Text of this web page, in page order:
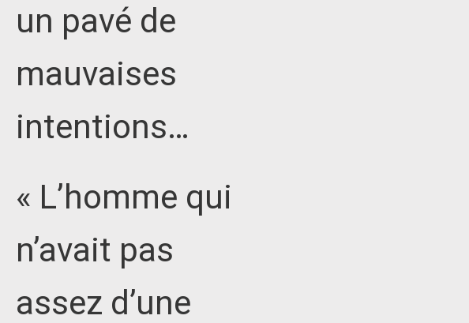
un pavé de
mauvaises
intentions…
« L’homme qui
n’avait pas
assez d’une